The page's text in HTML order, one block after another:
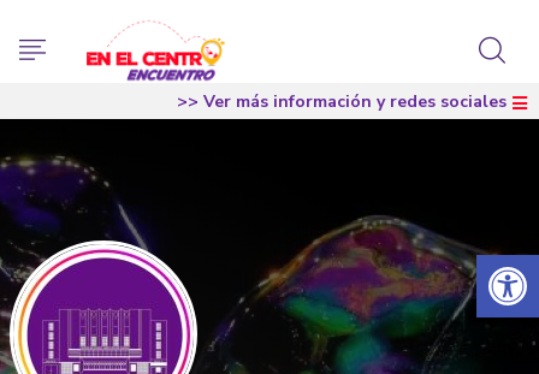
Abrir
>> Ver más información y redes sociales